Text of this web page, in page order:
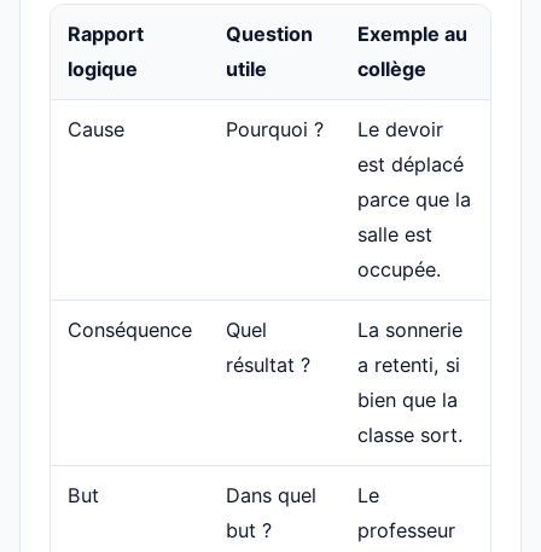
Rapport
logique
Question
utile
Exemple au
collège
Cause Pourquoi ?
Le devoir
est déplacé
parce que la
salle est
occupée.
Conséquence
Quel
résultat ?
La sonnerie
a retenti, si
bien que la
classe sort.
But
Dans quel
but ?
Le
professeur